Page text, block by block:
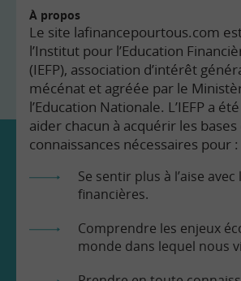
À propos
Le site lafinancepourtous.com
l’Institut pour l’Education
(IEFP), association d’intérêt
mécénat et agréée par le
l’Education Nationale. L’IEFP a
aider chacun à acquérir les bases
connaissances nécessaires pour :
Se sentir plus à l’aise
financières.
Comprendre les enjeux
monde dans lequel nous